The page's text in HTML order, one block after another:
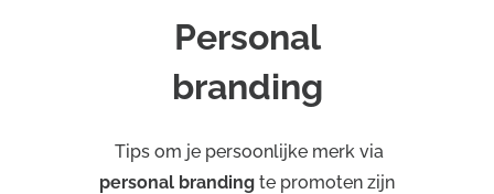
Personal
branding
Tips om je persoonlijke merk via
personal branding te promoten zijn